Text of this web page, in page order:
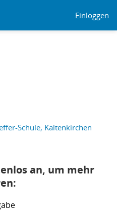
Einloggen
Schule, Kaltenkirchen
an, um mehr